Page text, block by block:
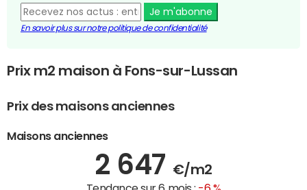
Je m'abonne
En savoir plus sur notre politique de confidentialité
Prix m2 maison à Fons-sur-Lussan
Prix des maisons anciennes
Maisons anciennes
2 647 €/m2